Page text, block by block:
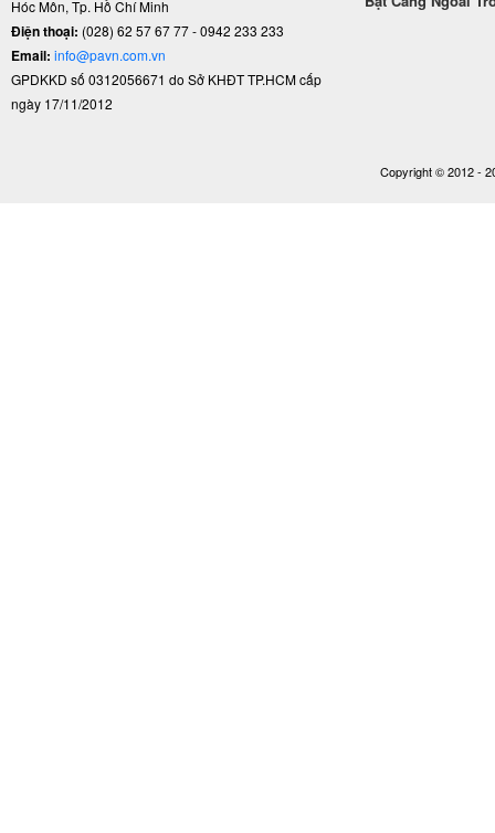
Hóc Môn, Tp. Hồ Chí Minh
Điện thoại: (028) 62 57 67 77 - 0942 233 233
Email: info@pavn.com.vn
GPDKKD số 0312056671 do Sở KHĐT TP.HCM cấp
ngày 17/11/2012
Copyright © 2012 -